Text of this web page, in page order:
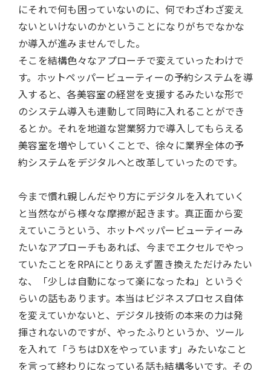
にそれで何も困っていないのに、何でわざわざ変え
ないといけないのかということになりがちでなかな
か導入が進みませんでした。
そこを結構色々なアプローチで変えていったわけで
す。ホットペッパービューティーの予約システムを導
入すると、各美容室の経営を支援するみたいな形で
のシステム導入も連動して同時に入れることができ
るとか。それを地道な営業努力で導入してもらえる
美容室を増やしていくことで、徐々に業界全体の予
約システムをデジタルへと改革していったのです。
今まで慣れ親しんだやり方にデジタルを入れていく
と当然ながら様々な摩擦が起きます。真正面から変
えていこうという、ホットペッパービューティーみ
たいなアプローチもあれば、今までエクセルでやっ
ていたことをRPAにとりあえず置き換えただけみたい
な、「少しは自動になって楽になったね」というぐ
らいの話もあります。本当はビジネスプロセス自体
を変えていかないと、デジタル技術の本来の力は発
揮されないのですが、やったふりというか、ツール
を入れて「うちはDXをやっています」みたいなこと
を言って終わりになっている話も結構多いです。その